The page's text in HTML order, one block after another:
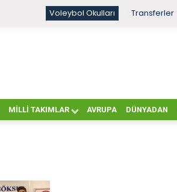
Voleybol Okulları Transferler
MILLI TAKIMLAR AVRUPA DÜNYADAN